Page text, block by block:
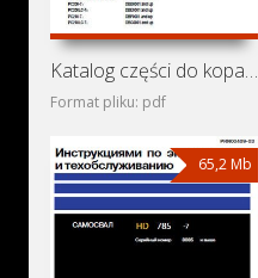
Katalog części do koparek Komatsu PC200-7, PC200LC-7,
Format pliku: pdf
65,2 Mb